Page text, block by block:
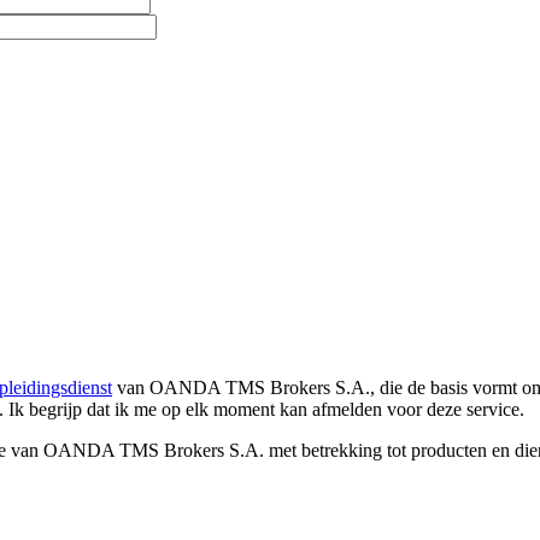
van OANDA TMS Brokers S.A., die de basis vormt
Ik begrijp dat ik me op elk moment kan afmelden voor deze service.
OANDA TMS Brokers S.A. met betrekking tot producten en